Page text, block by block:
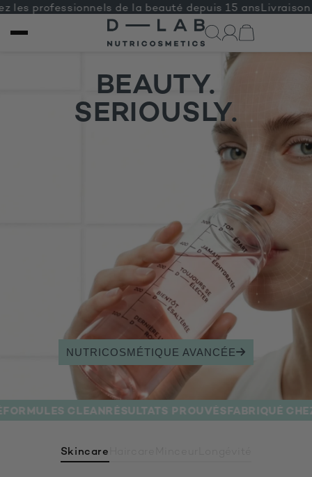
professionnels de la beauté depuis 15 ans Livraison
BEAUTY.
SERIOUSLY.
NUTRICOSMÉTIQUE AVANCÉE
CLEANRÉSULTATS PROUVÉSFABRIQUÉ CHEZ
Skincare